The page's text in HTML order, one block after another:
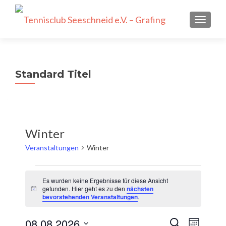
Standard Titel
Winter
Veranstaltungen Winter
Veranstaltungen
Hinweis
Es wurden keine Ergebnisse für diese Ansicht
gefunden. Hier geht es zu den nächsten
bevorstehenden Veranstaltungen.
SUCHE